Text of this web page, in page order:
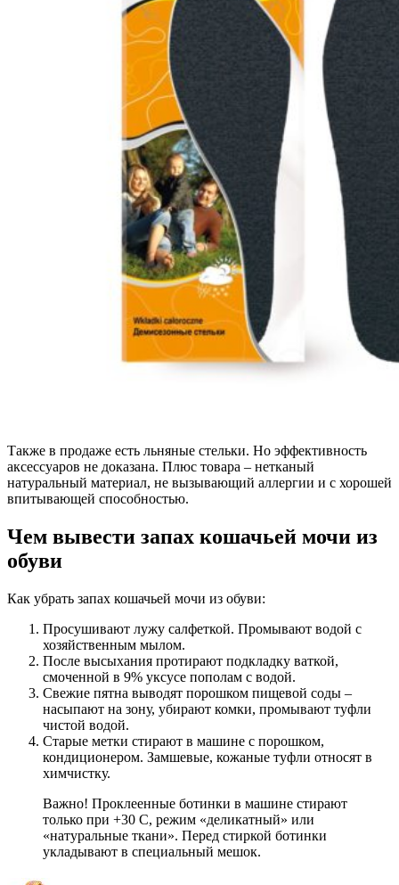
Также в продаже есть льняные стельки. Но эффективность
аксессуаров не доказана. Плюс товара – нетканый
натуральный материал, не вызывающий аллергии и с хорошей
впитывающей способностью.
Чем вывести запах кошачьей мочи из
обуви
Как убрать запах кошачьей мочи из обуви:
Просушивают лужу салфеткой. Промывают водой с
хозяйственным мылом.
После высыхания протирают подкладку ваткой,
смоченной в 9% уксусе пополам с водой.
Свежие пятна выводят порошком пищевой соды –
насыпают на зону, убирают комки, промывают туфли
чистой водой.
Старые метки стирают в машине с порошком,
кондиционером. Замшевые, кожаные туфли относят в
химчистку.
Важно! Проклеенные ботинки в машине стирают
только при +30 С, режим «деликатный» или
«натуральные ткани». Перед стиркой ботинки
укладывают в специальный мешок.